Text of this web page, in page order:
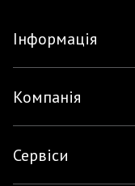
Інформація
Компанія
Сервіси